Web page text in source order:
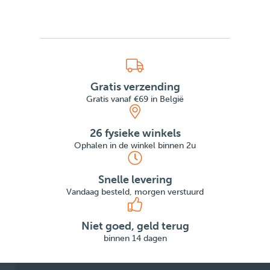
Gratis verzending
Gratis vanaf €69 in België
26 fysieke winkels
Ophalen in de winkel binnen 2u
Snelle levering
Vandaag besteld, morgen verstuurd
Niet goed, geld terug
binnen 14 dagen